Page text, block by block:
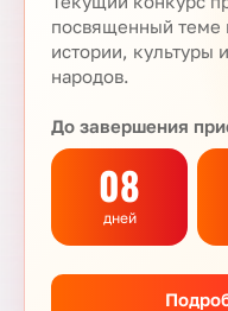
посвященный теме
истории, культуры
народов.
До завершения
08
дней